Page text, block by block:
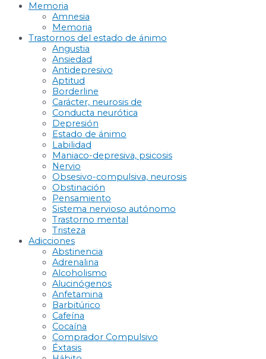
Memoria
Amnesia
Memoria
Trastornos del estado de ánimo
Angustia
Ansiedad
Antidepresivo
Aptitud
Borderline
Carácter, neurosis de
Conducta neurótica
Depresión
Estado de ánimo
Labilidad
Maniaco-depresiva, psicosis
Nervio
Obsesivo-compulsiva, neurosis
Obstinación
Pensamiento
Sistema nervioso autónomo
Trastorno mental
Tristeza
Adicciones
Abstinencia
Adrenalina
Alcoholismo
Alucinógenos
Anfetamina
Barbitúrico
Cafeína
Cocaína
Comprador Compulsivo
Éxtasis